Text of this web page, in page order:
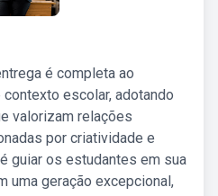
é completa ao
escolar, adotando
valorizam relações
por criatividade e
guiar os estudantes em sua
uma geração excepcional,